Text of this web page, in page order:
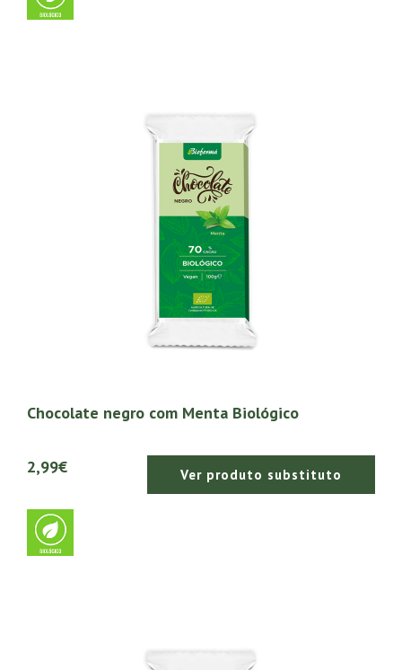
Chocolate negro com Menta Biológico
2,99€ Ver produto substituto